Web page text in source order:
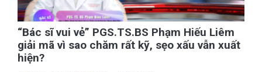
“Bác sĩ vui vẻ” PGS.TS.BS Phạm Hiếu Liêm
giải mã vì sao chăm rất kỹ, sẹo xấu vẫn xuất
hiện?